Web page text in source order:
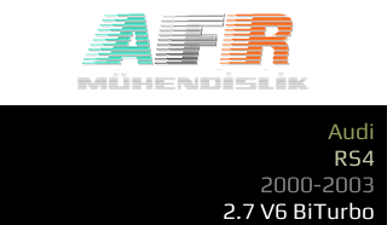
Audi
RS4
2000-2003
2.7 V6 BiTurbo